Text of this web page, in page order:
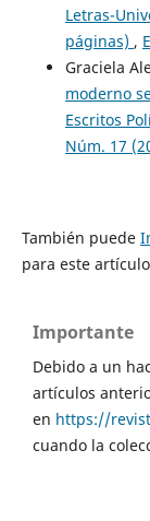
Letras-
páginas) ,
Graciela
moderno
Escritos
Núm. 17
También puede
para este
Importante
Debido a un
artículos
en https://
cuando la